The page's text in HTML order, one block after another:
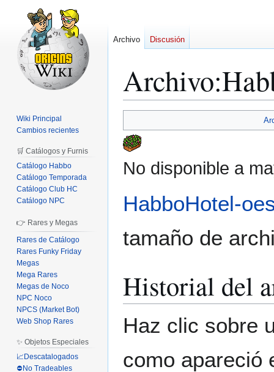
Archivo:
a
la
a
la
No disponible a
HabboHotel-
tamaño de
Historial del
Haz clic sobre
como apareció
Archivo Discusión
Wiki Principal
Cambios recientes
🛒 Catálogos y Furnis
Catálogo Habbo
Catálogo Temporada
Catálogo Club HC
Catálogo NPC
👉 Rares y Megas
Rares de Catálogo
Rares Funky Friday
Megas
Mega Rares
Megas de Noco
NPC Noco
NPCS (Market Bot)
Web Shop Rares
✨ Objetos Especiales
📈Descatalogados
⛔No Tradeables